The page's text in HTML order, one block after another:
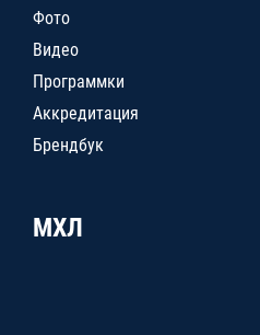
Фото
Видео
Программки
Аккредитация
Брендбук
МХЛ